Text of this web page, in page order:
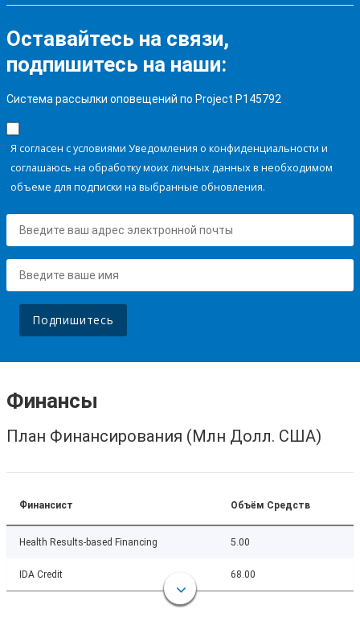
Оставайтесь на связи,
подпишитесь на наши:
Система рассылки оповещений по Project P145792
Я согласен с условиями Уведомления о конфиденциальности и
соглашаюсь на обработку моих личных данных в необходимом
объеме для подписки на выбранные обновления.
Подпишитесь
Финансы
План Финансирования (Млн Долл. США)
Финансист Объём Средств
Health Results-based Financing 5.00
IDA Credit 68.00